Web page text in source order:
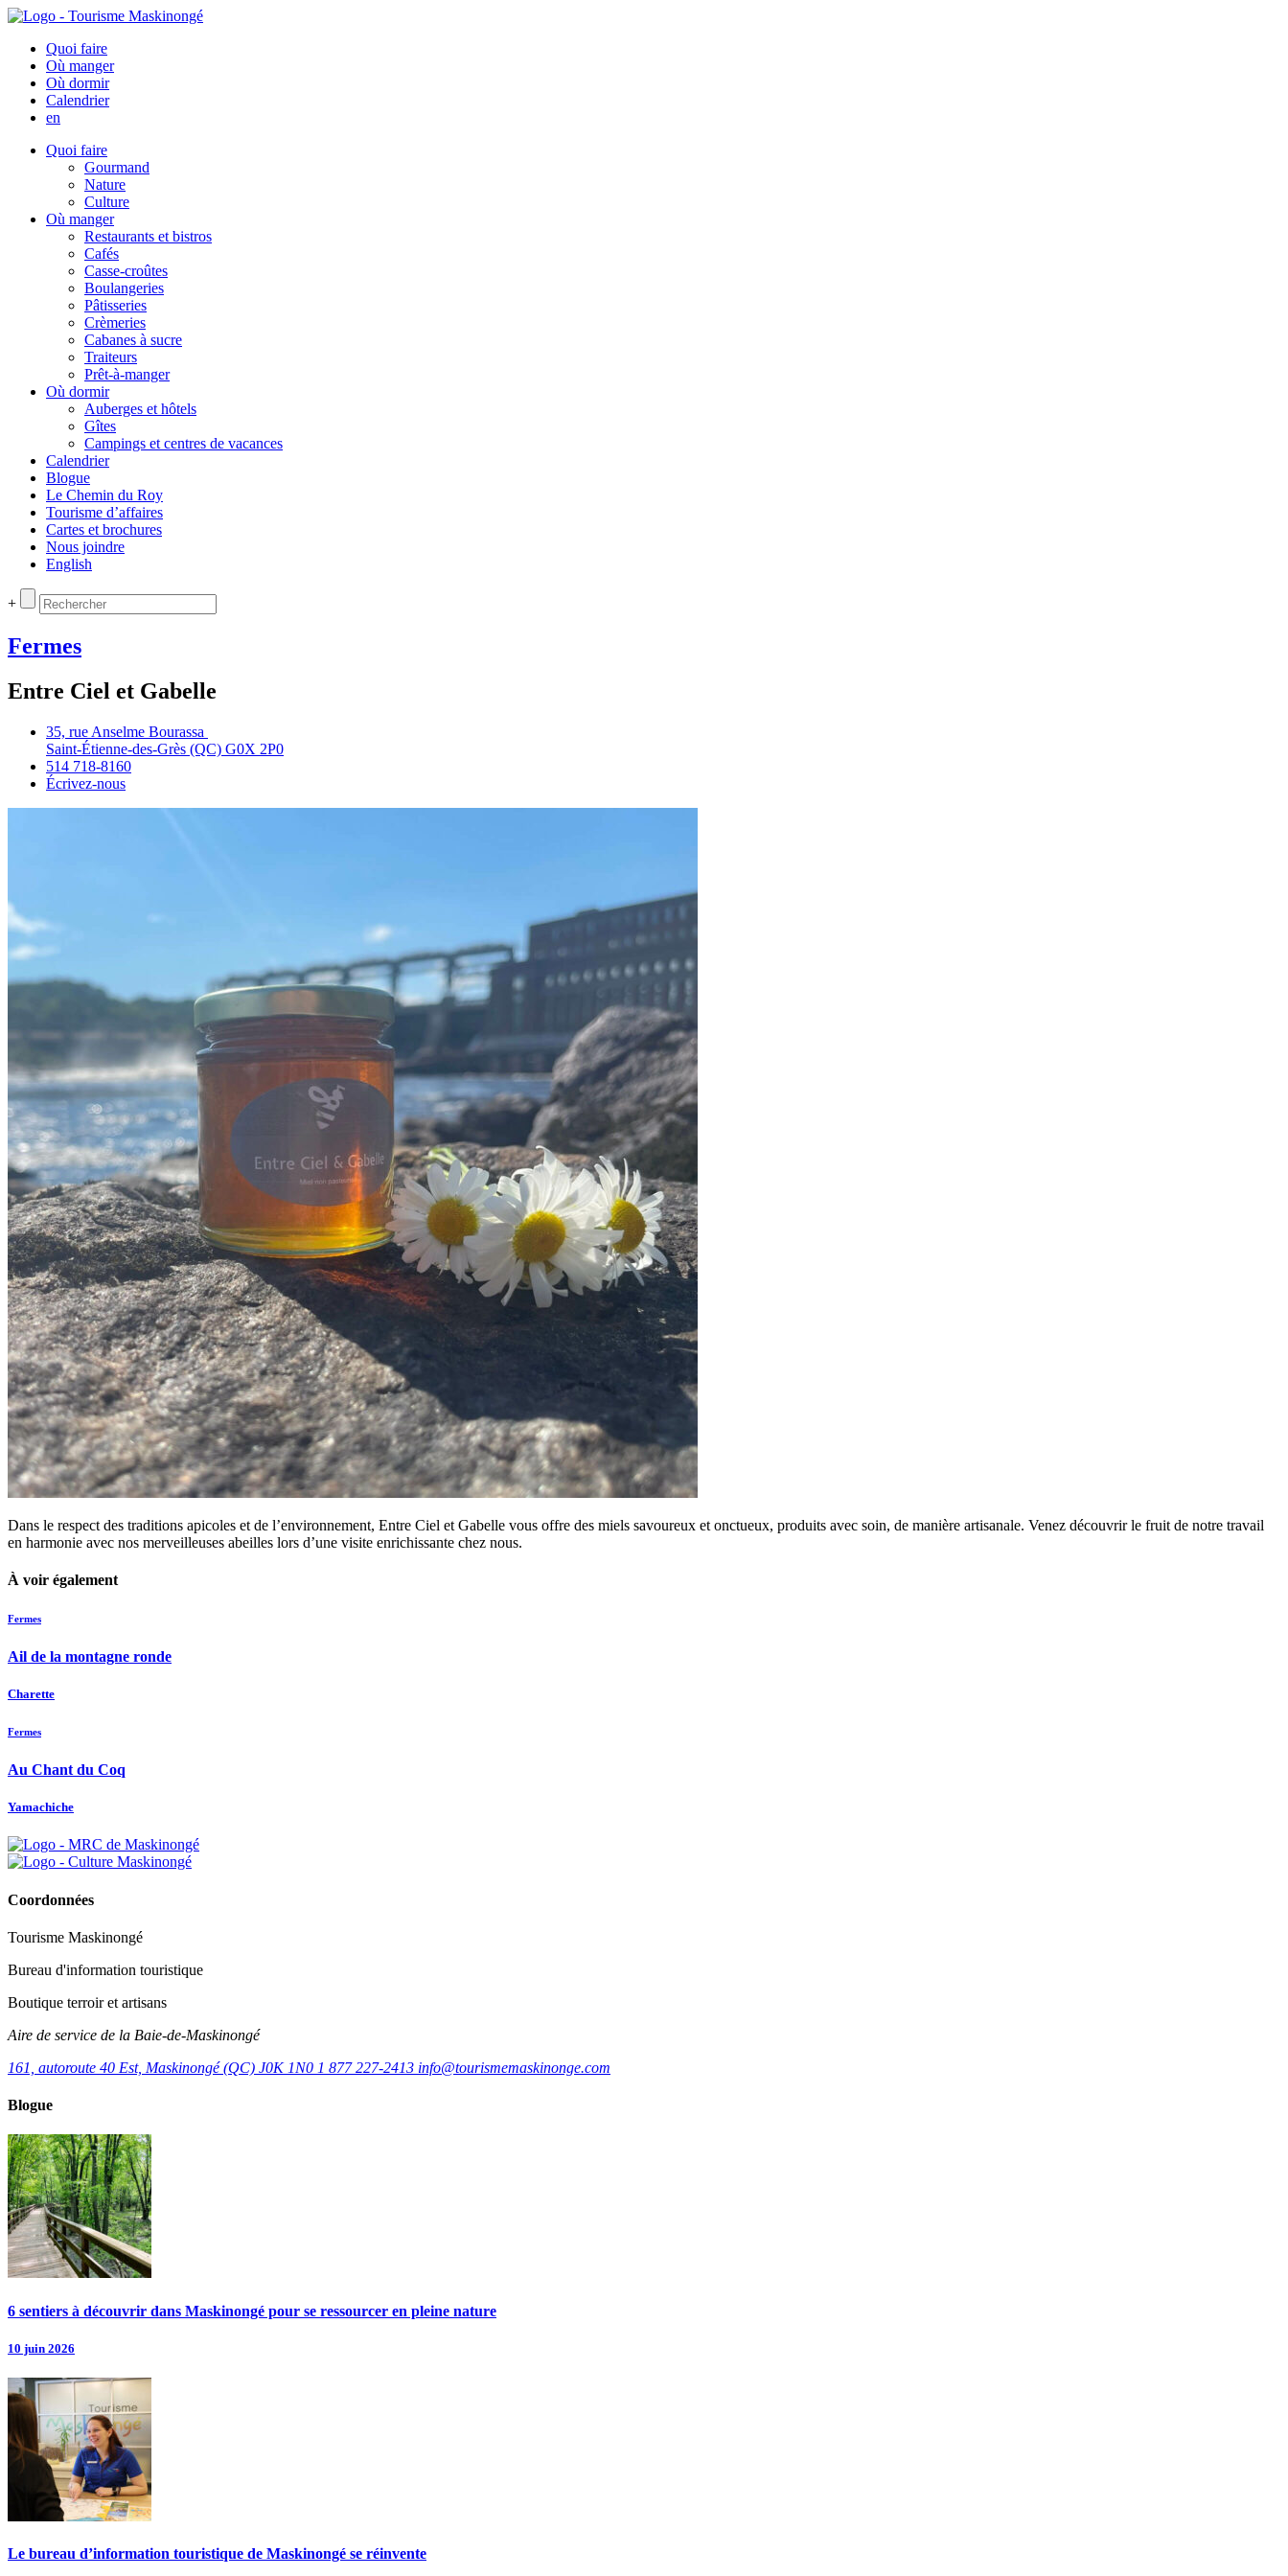
Quoi faire
Où manger
Où dormir
Calendrier
en
Quoi faire
Gourmand
Nature
Culture
Où manger
Restaurants et bistros
Cafés
Casse-croûtes
Boulangeries
Pâtisseries
Crèmeries
Cabanes à sucre
Traiteurs
Prêt-à-manger
Où dormir
Auberges et hôtels
Gîtes
Campings et centres de vacances
Calendrier
Blogue
Le Chemin du Roy
Tourisme d’affaires
Cartes et brochures
Nous joindre
English
+
Fermes
Entre Ciel et Gabelle
35, rue Anselme Bourassa
Saint‑Étienne‑des‑Grès (QC) G0X 2P0
514 718‑8160
Écrivez‑nous
Dans le respect des traditions apicoles et de l’environnement, Entre Ciel et Gabelle vous offre des miels savoureux et onctueux, produits avec soin, de manière artisanale. Venez découvrir le fruit de notre travail
en harmonie avec nos merveilleuses abeilles lors d’une visite enrichissante chez nous.
À voir également
Fermes
Ail de la montagne ronde
Charette
Fermes
Au Chant du Coq
Yamachiche
Coordonnées
Tourisme Maskinongé
Bureau d'information touristique
Boutique terroir et artisans
Aire de service de la Baie-de-Maskinongé
161, autoroute 40 Est, Maskinongé (QC) J0K 1N0 1 877 227-2413 info@tourismemaskinonge.com
Blogue
6 sentiers à découvrir dans Maskinongé pour se ressourcer en pleine nature
10 juin 2026
Le bureau d’information touristique de Maskinongé se réinvente